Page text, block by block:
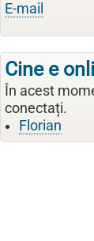
E-mail
Cine e
În acest
conectați.
Florian